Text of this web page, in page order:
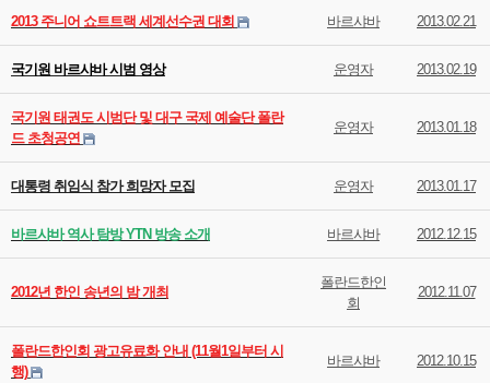
2013 주니어 쇼트트랙 세계선수권 대회 바르샤바 2013.02.21
국기원 바르샤바 시범 영상 운영자 2013.02.19
국기원 태권도 시범단 및 대구 국제 예술단 폴란
드 초청공연
운영자 2013.01.18
대통령 취임식 참가 희망자 모집 운영자 2013.01.17
바르샤바 역사 탐방 YTN 방송 소개 바르샤바 2012.12.15
2012년 한인 송년의 밤 개최
폴란드한인
회
2012.11.07
폴란드한인회 광고유료화 안내 (11월1일부터 시
행)
바르샤바 2012.10.15